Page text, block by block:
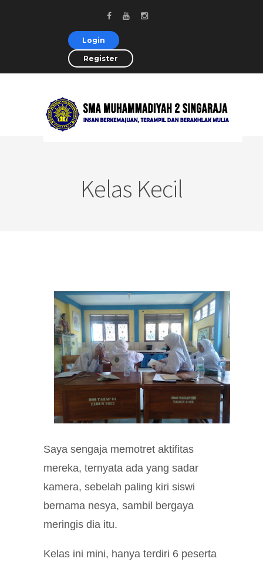
Login
Register
Kelas Kecil
Saya sengaja memotret aktifitas
mereka, ternyata ada yang sadar
kamera, sebelah paling kiri siswi
bernama nesya, sambil bergaya
meringis dia itu.
Kelas ini mini, hanya terdiri 6 peserta